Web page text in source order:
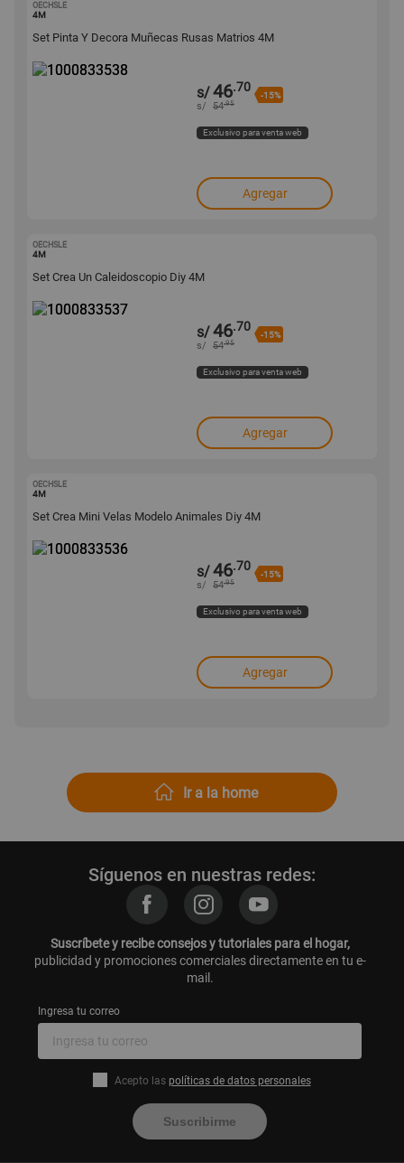
OECHSLE
4M
Set Pinta Y Decora Muñecas Rusas Matrios 4M
s/46.70
-15%
s/ 54.95
Exclusivo para venta web
Agregar
OECHSLE
4M
Set Crea Un Caleidoscopio Diy 4M
s/46.70
-15%
s/ 54.95
Exclusivo para venta web
Agregar
OECHSLE
4M
Set Crea Mini Velas Modelo Animales Diy 4M
s/46.70
-15%
s/ 54.95
Exclusivo para venta web
Agregar
Ir a la home
Síguenos en nuestras redes:
Suscríbete y recibe consejos y tutoriales para el hogar,
publicidad y promociones comerciales directamente en tu e-
mail.
Ingresa tu correo
Acepto las políticas de datos personales
Suscribirme